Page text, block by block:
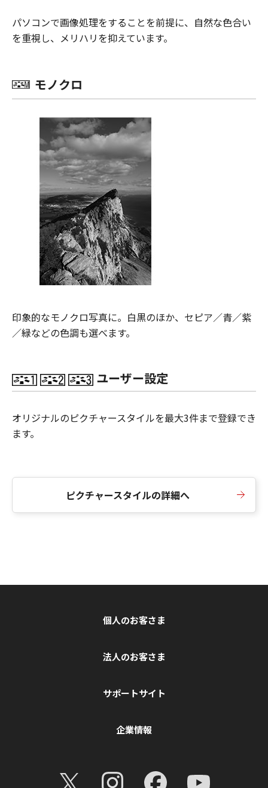
パソコンで画像処理をすることを前提に、自然な色合い
を重視し、メリハリを抑えています。
モノクロ
印象的なモノクロ写真に。白黒のほか、セピア／青／紫
／緑などの色調も選べます。
ユーザー設定
オリジナルのピクチャースタイルを最大3件まで登録でき
ます。
ピクチャースタイルの詳細へ
個人のお客さま
法人のお客さま
サポートサイト
企業情報